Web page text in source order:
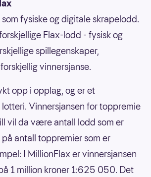
fysiske og digitale skrapelodd.
Flax-lodd - fysisk og
spillegenskaper,
vinnersjanse.
opp i opplag, og er et
Vinnersjansen for toppremie
vil da være antall lodd som er
antall toppremier som er
I MillionFlax er vinnersjansen
1 million kroner 1:625 050. Det